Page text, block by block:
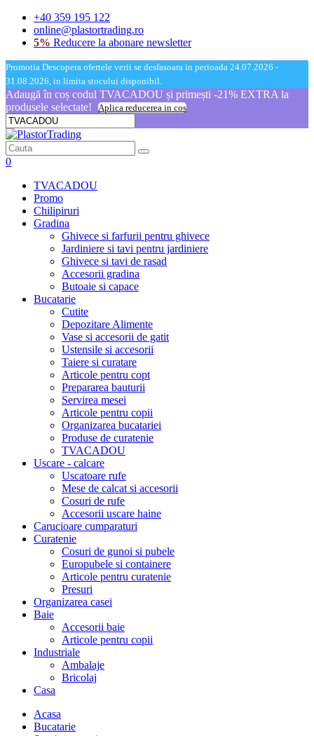
+40 359 195 122
online@plastortrading.ro
5% Reducere la abonare newsletter
Promotia Descopera ofertele verii se desfasoara in perioada 24.07.2026 -
31.08.2026, in limita stocului disponibil.
Adaugă în coș codul TVACADOU și primești -21% EXTRA la
produsele selectate!
Aplica reducerea in cos
0
TVACADOU
Promo
Chilipiruri
Gradina
Ghivece si farfurii pentru ghivece
Jardiniere si tavi pentru jardiniere
Ghivece si tavi de rasad
Accesorii gradina
Butoaie si capace
Bucatarie
Cutite
Depozitare Alimente
Vase si accesorii de gatit
Ustensile si accesorii
Taiere si curatare
Articole pentru copt
Prepararea bauturii
Servirea mesei
Articole pentru copii
Organizarea bucatariei
Produse de curatenie
TVACADOU
Uscare - calcare
Uscatoare rufe
Mese de calcat si accesorii
Cosuri de rufe
Accesorii uscare haine
Carucioare cumparaturi
Curatenie
Cosuri de gunoi si pubele
Europubele si containere
Articole pentru curatenie
Presuri
Organizarea casei
Baie
Accesorii baie
Articole pentru copii
Industriale
Ambalaje
Bricolaj
Casa
Acasa
Bucatarie